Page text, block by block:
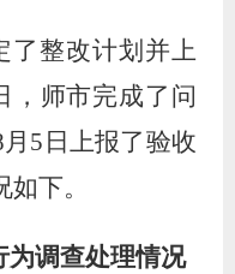
了整改计划并上
，师市完成了问
月 5 日上报了验收
下。
为调查处理情况